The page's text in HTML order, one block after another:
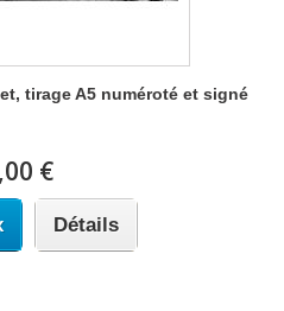
tirage A5 numéroté et signé
€
Détails